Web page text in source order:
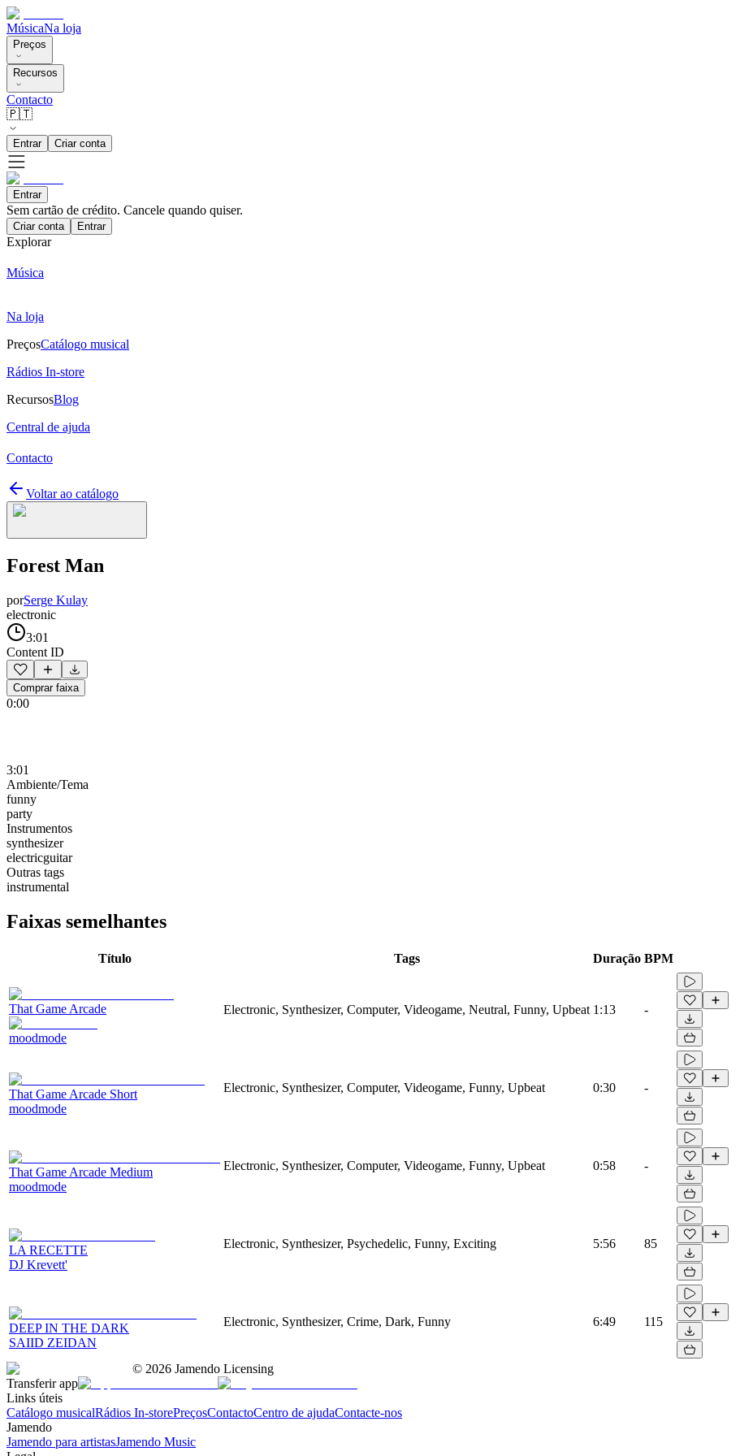
MúsicaNa loja
Preços
Recursos
Contacto
🇵🇹
Entrar Criar conta
Entrar
Sem cartão de crédito. Cancele quando quiser.
Criar conta Entrar
Explorar
Música
Na loja
PreçosCatálogo musical
Rádios In-store
RecursosBlog
Central de ajuda
Contacto
Voltar ao catálogo
Forest Man
porSerge Kulay
electronic
3:01
Content ID
Comprar faixa
0:00
3:01
Ambiente/Tema
funny
party
Instrumentos
synthesizer
electricguitar
Outras tags
instrumental
Faixas semelhantes
Título Tags Duração BPM
That Game Arcade
moodmode
Electronic, Synthesizer, Computer, Videogame, Neutral, Funny, Upbeat 1:13 -
That Game Arcade Short
moodmode
Electronic, Synthesizer, Computer, Videogame, Funny, Upbeat 0:30 -
That Game Arcade Medium
moodmode
Electronic, Synthesizer, Computer, Videogame, Funny, Upbeat 0:58 -
LA RECETTE
DJ Krevett'
Electronic, Synthesizer, Psychedelic, Funny, Exciting 5:56 85
DEEP IN THE DARK
SAIID ZEIDAN
Electronic, Synthesizer, Crime, Dark, Funny 6:49 115
© 2026 Jamendo Licensing
Transferir app
Links úteis
Catálogo musicalRádios In-storePreçosContactoCentro de ajudaContacte-nos
Jamendo
Jamendo para artistasJamendo Music